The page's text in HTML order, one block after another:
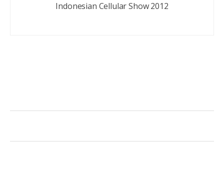
Indonesian Cellular Show 2012